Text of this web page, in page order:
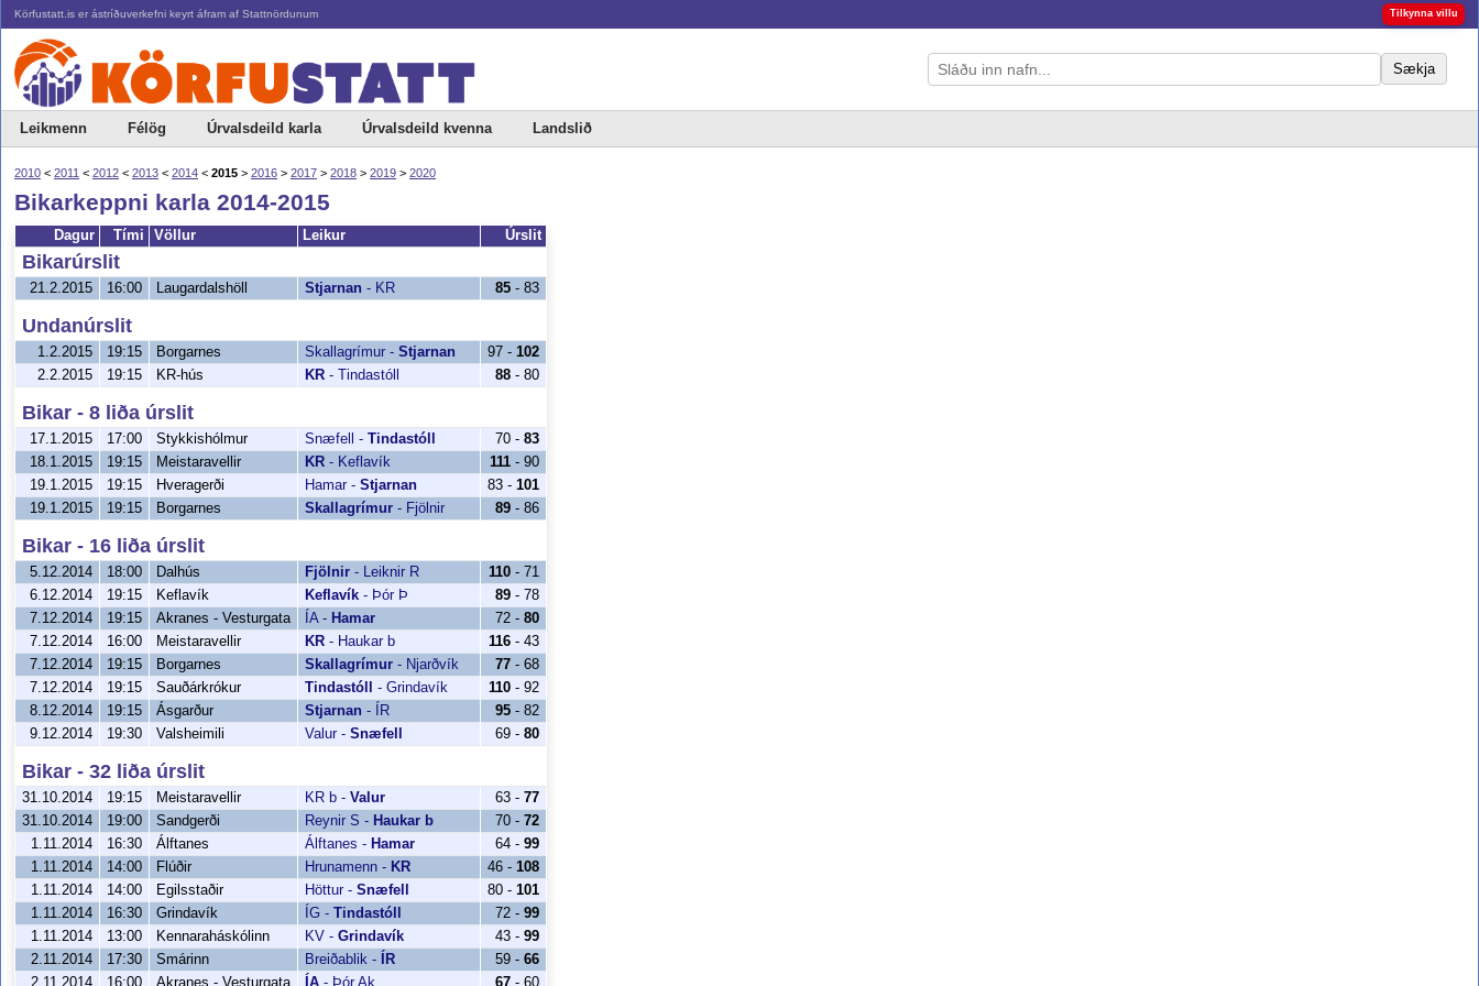
Körfustatt.is er ástríðuverkefni keyrt áfram af Stattnördunum Tilkynna villu
Sækja
Leikmenn Félög Úrvalsdeild karla Úrvalsdeild kvenna Landslið
2010 < 2011 < 2012 < 2013 < 2014 < 2015 > 2016 > 2017 > 2018 > 2019 > 2020
Bikarkeppni karla 2014-2015
Dagur Tími Völlur Leikur Úrslit
Bikarúrslit
21.2.2015 16:00 Laugardalshöll Stjarnan - KR 85 - 83
Undanúrslit
1.2.2015 19:15 Borgarnes Skallagrímur - Stjarnan 97 - 102
2.2.2015
19:15 KR-hús KR - Tindastóll 88 - 80
Bikar - 8 liða úrslit
17.1.2015 17:00 Stykkishólmur Snæfell - Tindastóll 70 - 83
18.1.2015
19:15 Meistaravellir KR - Keflavík 111 - 90
19.1.2015
19:15 Hveragerði Hamar - Stjarnan 83 - 101
19.1.2015
19:15 Borgarnes Skallagrímur - Fjölnir 89 - 86
Bikar - 16 liða úrslit
5.12.2014 18:00 Dalhús Fjölnir - Leiknir R 110 - 71
6.12.2014
19:15 Keflavík Keflavík - Þór Þ 89 - 78
7.12.2014
19:15 Akranes - Vesturgata ÍA - Hamar 72 - 80
7.12.2014
16:00 Meistaravellir KR - Haukar b 116 - 43
7.12.2014
19:15 Borgarnes Skallagrímur - Njarðvík 77 - 68
7.12.2014
19:15 Sauðárkrókur Tindastóll - Grindavík 110 - 92
8.12.2014
19:15 Ásgarður Stjarnan - ÍR 95 - 82
9.12.2014
19:30 Valsheimili Valur - Snæfell 69 - 80
Bikar - 32 liða úrslit
31.10.2014 19:15 Meistaravellir KR b - Valur 63 - 77
31.10.2014
19:00 Sandgerði Reynir S - Haukar b 70 - 72
1.11.2014
16:30 Álftanes Álftanes - Hamar 64 - 99
1.11.2014
14:00 Flúðir Hrunamenn - KR 46 - 108
1.11.2014
14:00 Egilsstaðir Höttur - Snæfell 80 - 101
1.11.2014
16:30 Grindavík ÍG - Tindastóll 72 - 99
1.11.2014
13:00 Kennaraháskólinn KV - Grindavík 43 - 99
2.11.2014
17:30 Smárinn Breiðablik - ÍR 59 - 66
2.11.2014
16:00 Akranes - Vesturgata ÍA - Þór Ak 67 - 60